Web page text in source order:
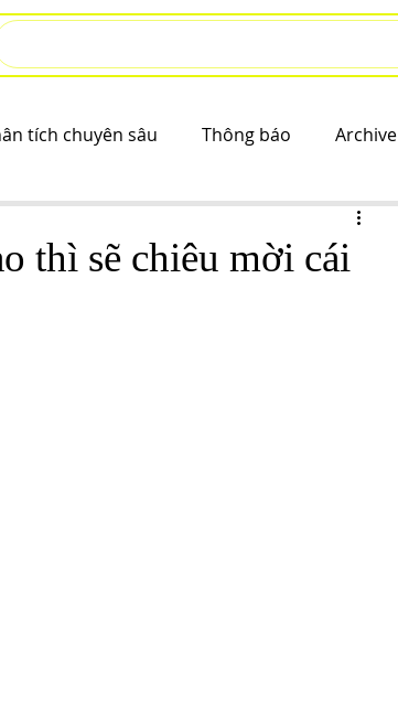
tích chuyên sâu Thông báo Archive
thì sẽ chiêu mời cái